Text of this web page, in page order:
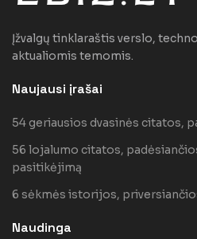
Įžvalgų tinklaraštis verslo,
aktualiomis temomis.
Naujausi įrašai
54 geriausios dvasinės citatos,
56 lojalumo citatos,
pasitikėjimą
6 sėkmės istorijos,
Naudinga